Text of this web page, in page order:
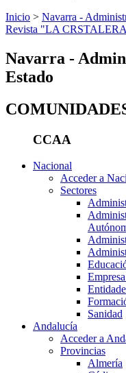
Inicio > Navarra -
Revista "LA
Navarra -
Estado
CCAA
Nacional
Acceder a
Sectores
Sanidad
Andalucía
Acceder a
Provincias
Almería